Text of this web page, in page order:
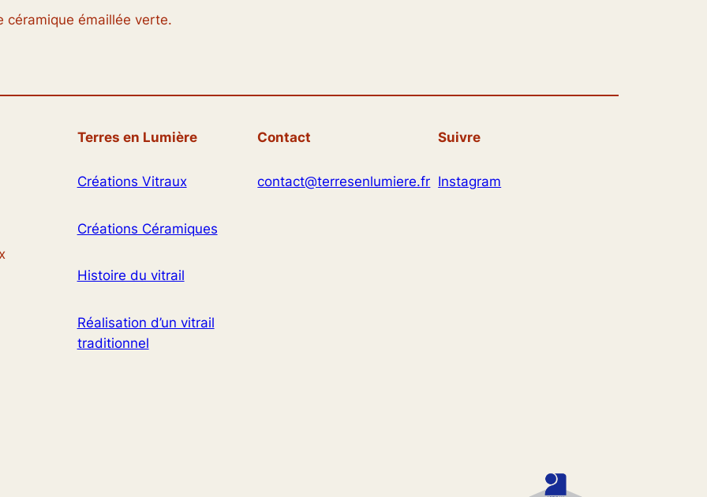
céramique émaillée verte.
Terres en Lumière
Créations Vitraux
Créations Céramiques
Histoire du vitrail
Réalisation d’un vitrail
traditionnel
Contact
contact@terresenlumiere.fr
Suivre
Instagram